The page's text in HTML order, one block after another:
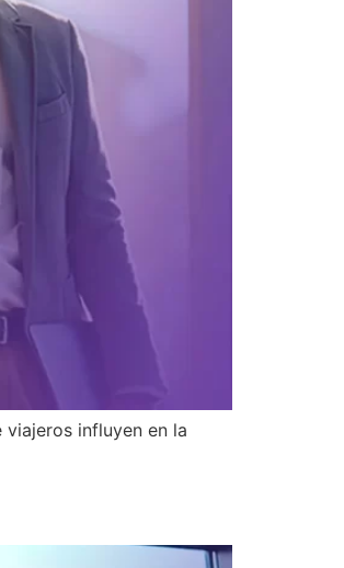
influyen en la